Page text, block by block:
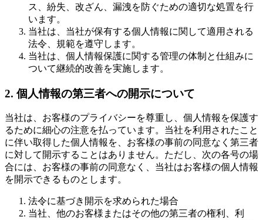
ス、紛失、改ざん、漏洩を防ぐための適切な処置を行
います。
当社は、当社が保有する個人情報に関して適用される
法令、規範を遵守します。
当社は、個人情報保護に関する管理の体制と仕組みに
ついて継続的改善を実施します。
2. 個人情報の第三者への開示について
当社は、お客様のプライバシーを尊重し、個人情報を保護す
るために細心の注意を払っています。当社を利用されたこと
に伴い取得した個人情報を、お客様の事前の同意なく第三者
に対して開示することはありません。ただし、次の各号の場
合には、お客様の事前の同意なく、当社はお客様の個人情報
を開示できるものとします。
法令に基づき開示を求められた場合
当社、他のお客様またはその他の第三者の権利、利